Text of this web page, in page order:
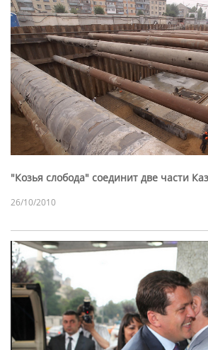
"Козья слобода" соединит две части
26/10/2010